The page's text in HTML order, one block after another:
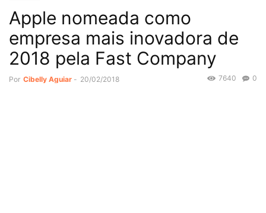
Apple nomeada como
empresa mais inovadora de
2018 pela Fast Company
Por Cibelly Aguiar - 20/02/2018 0
7640